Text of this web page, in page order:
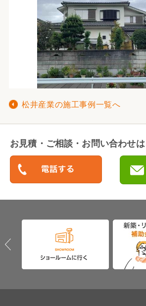
松井産業の施工事例一覧へ
お見積・ご相談・お問い合わせ